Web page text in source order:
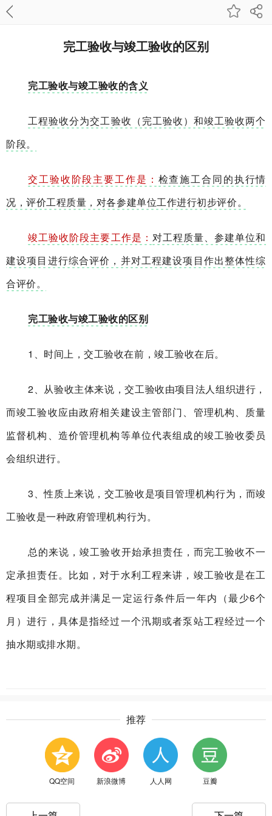
完工验收与竣工验收的区别
完工验收与竣工验收的含义
工程验收分为交工验收（完工验收）和竣工验收两个
阶段。
交工验收阶段主要工作是： 检查施工合同的执行情
况，评价工程质量，对各参建单位工作进行初步评价。
竣工验收阶段主要工作是： 对工程质量、参建单位和
建设项目进行综合评价，并对工程建设项目作出整体性综
合评价。
完工验收与竣工验收的区别
1、时间上，交工验收在前，竣工验收在后。
2、从验收主体来说，交工验收由项目法人组织进行，
而竣工验收应由政府相关建设主管部门、管理机构、质量
监督机构、造价管理机构等单位代表组成的竣工验收委员
会组织进行。
3、性质上来说，交工验收是项目管理机构行为，而竣
工验收是一种政府管理机构行为。
总的来说，竣工验收开始承担责任，而完工验收不一
定承担责任。比如，对于水利工程来讲，竣工验收是在工
程项目全部完成并满足一定运行条件后一年内（最少6个
月）进行，具体是指经过一个汛期或者泵站工程经过一个
抽水期或排水期。
推荐
QQ空间 新浪微博 人人网 豆瓣